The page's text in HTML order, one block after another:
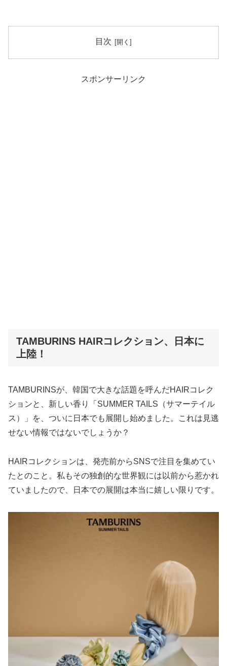
目次
スポンサーリンク
TAMBURINS HAIRコレクション、日本に
上陸！
TAMBURINSが、韓国で大きな話題を呼んだHAIRコレク
ションと、新しい香り「SUMMER TAILS（サマーテイル
ス）」を、ついに日本でも展開し始めました。これは見逃
せない情報ではないでしょうか？
HAIRコレクションは、発売前からSNSで注目を集めてい
たとのこと。私もその独創的な世界観には以前から惹かれ
ていましたので、日本での展開は本当に嬉しい限りです。